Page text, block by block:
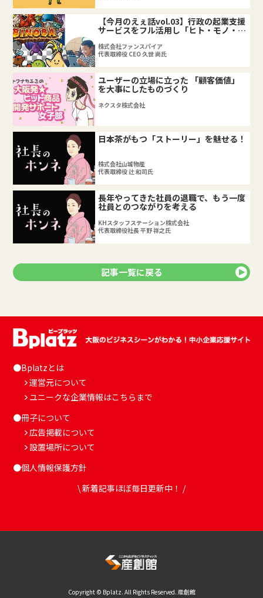
【今月のえぇ話vol.03】行政の起業支援
サービスをフル活用し「ヒト・モノ・カ
ネ・情報」を調達
株式会社ファンスパイア
代表取締役 CEO 久世 尚氏
ユーザーの立場に立った 「顧客価値」
を大事にしたものづくり
ネクスタ株式会社
日本茶がもつ「ストーリー」を魅せる！
株式会社山城物産
代表取締役 辻 和司氏
長年やってきた社員の退職で、もう一度
社員とのつながりを考える
KHスタッフステーション株式会社
代表取締役社長 平野 祥之氏
記事一覧に戻る
●Bplatzとは
運営元について
ユニークな企業情報はこちらまで
●冊子について
広告掲載について
設置場所について
●個人情報保護方針
\ 新着記事ほぼ毎日更新中！ /
Copyright © Bplatz. All Rights Reserved. 産創館